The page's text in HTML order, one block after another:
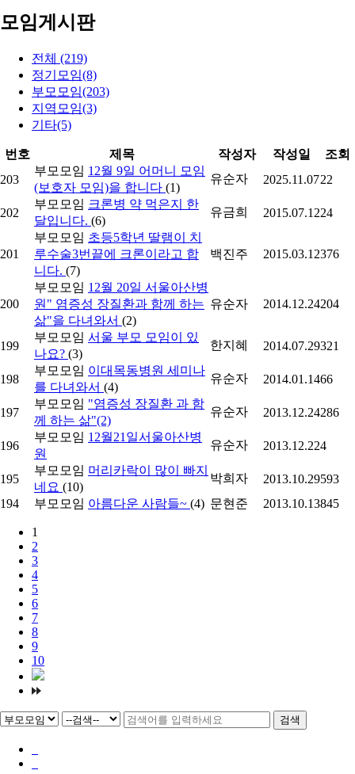
모임게시판
전체 (219)
정기모임(8)
부모모임(203)
지역모임(3)
기타(5)
번호 제목 작성자 작성일
조회
203
부모모임 12월 9일 어머니 모임
(보호자 모임)을 합니다 (1)
유순자 2025.11.0722
202
부모모임 크론병 약 먹은지 한
달입니다. (6)
유금희 2015.07.1224
201
부모모임 초등5학년 딸램이 치
루수술3번끝에 크론이라고 합
니다. (7)
백진주 2015.03.12376
200
부모모임 12월 20일 서울아산병
원" 염증성 장질환과 함께 하는
삶"을 다녀와서 (2)
유순자 2014.12.24204
199
부모모임 서울 부모 모임이 있
나요? (3)
한지혜 2014.07.29321
198
부모모임 이대목동병원 세미나
를 다녀와서 (4)
유순자 2014.01.1466
197
부모모임 "염증성 장질환 과 함
께 하는 삶"(2)
유순자 2013.12.24286
196
부모모임 12월21일서울아산병
원
유순자 2013.12.224
195
부모모임 머리카락이 많이 빠지
네요 (10)
박희자 2013.10.29593
194
부모모임 아름다운 사람들~ (4) 문현준 2013.10.13845
1
2
3
4
5
6
7
8
9
10
검색